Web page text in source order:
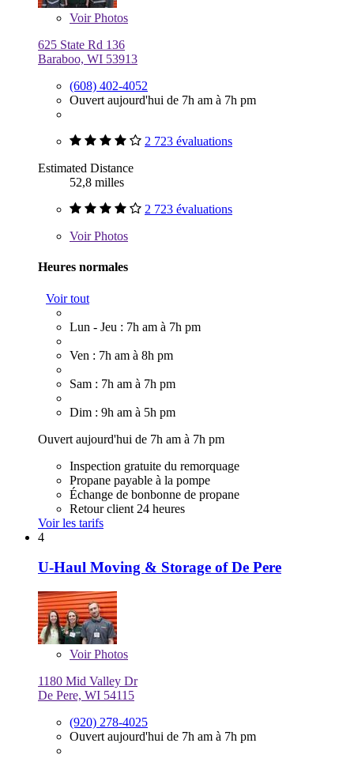
VoirPhotos
625 State Rd 136
Baraboo, WI 53913
(608) 402-4052
Ouvert aujourd'hui de 7h am à 7h pm
2 723 évaluations
Estimated Distance
52,8 milles
2 723 évaluations
VoirPhotos
Heures normales
Voir tout
Lun - Jeu : 7h am à 7h pm
Ven : 7h am à 8h pm
Sam : 7h am à 7h pm
Dim : 9h am à 5h pm
Ouvert aujourd'hui de 7h am à 7h pm
Inspection gratuite du remorquage
Propane payable à la pompe
Échange de bonbonne de propane
Retour client 24 heures
Voir les tarifs
4
U-Haul Moving & Storage of De Pere
VoirPhotos
1180 Mid Valley Dr
De Pere, WI 54115
(920) 278-4025
Ouvert aujourd'hui de 7h am à 7h pm